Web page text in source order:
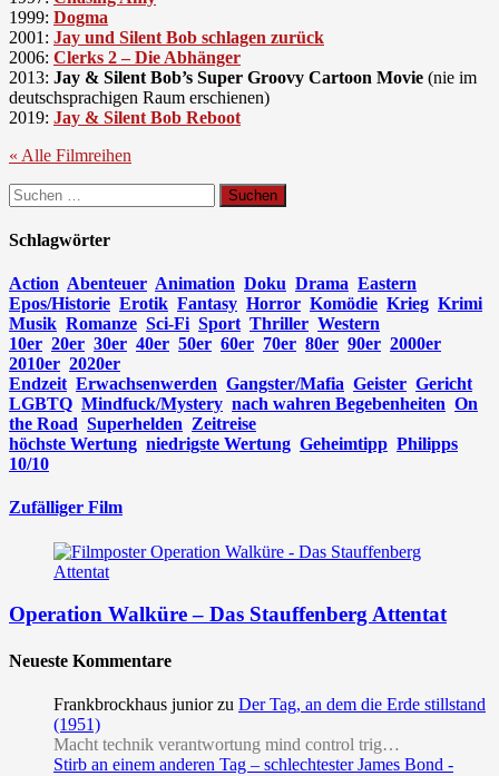
1999: Dogma
2001: Jay und Silent Bob schlagen zurück
2006: Clerks 2 – Die Abhänger
2013: Jay & Silent Bob’s Super Groovy Cartoon Movie (nie im
deutschsprachigen Raum erschienen)
2019: Jay & Silent Bob Reboot
« Alle Filmreihen
Suchen
nach:
Schlagwörter
Action Abenteuer Animation Doku Drama Eastern
Epos/Historie Erotik Fantasy Horror Komödie Krieg Krimi
Musik Romanze Sci-Fi Sport Thriller Western
10er 20er 30er 40er 50er 60er 70er 80er 90er 2000er
2010er 2020er
Endzeit Erwachsenwerden Gangster/Mafia Geister Gericht
LGBTQ Mindfuck/Mystery nach wahren Begebenheiten On
the Road Superhelden Zeitreise
höchste Wertung niedrigste Wertung Geheimtipp Philipps
10/10
Zufälliger Film
Operation Walküre – Das Stauffenberg Attentat
Neueste Kommentare
Frankbrockhaus junior zu Der Tag, an dem die Erde stillstand
(1951)
Macht technik verantwortung mind control trig…
Stirb an einem anderen Tag – schlechtester James Bond -